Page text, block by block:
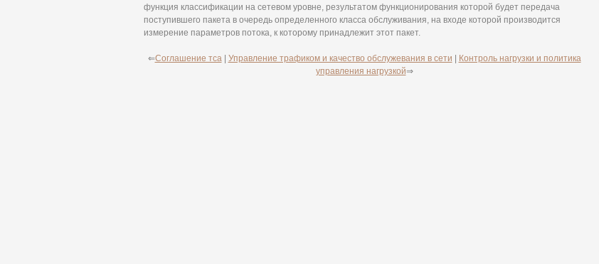
функция классификации на сетевом уровне, результатом функционирования которой будет передача
поступившего пакета в очередь определенного класса обслуживания, на входе которой производится
измерение параметров потока, к которому принадлежит этот пакет.
⇐Соглашение тса| Управление трафиком и качество обслужевания в сети
Контроль нагрузки и политика
управления нагрузкой⇒